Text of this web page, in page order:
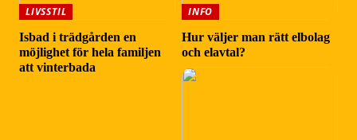
LIVSSTIL
Isbad i trädgården en
möjlighet för hela familjen
att vinterbada
INFO
Hur väljer man rätt elbolag
och elavtal?